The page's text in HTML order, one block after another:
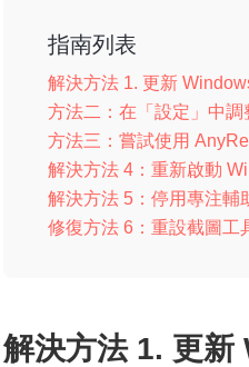
指南列表
解決方法 1. 更新
方法二：在「設定」中調
方法三：嘗試使用
解決方法 4：重新啟動
解決方法 5：停用專注輔
修復方法 6：重設截圖工
解決方法 1. 更